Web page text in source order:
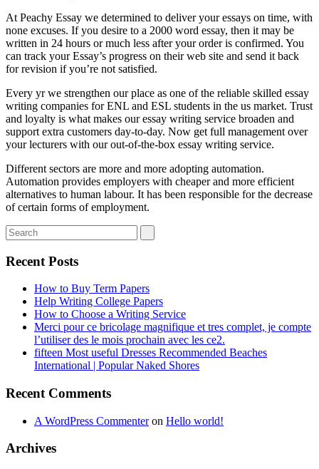
At Peachy Essay we determined to deliver your essays on time, with
none excuses. If you desire to a 2000 word essay, then it may be
written in 24 hours or much less after your order is confirmed. You
can track your Essay’s progress on their web site and send it back
for revision if you’re not satisfied.
Every yr we strengthen our place as one of the reliable skilled essay
writing companies for ENL and ESL students in the us market. Trust
and loyalty is what makes our essay writing service broaden and
support extra customers day-to-day. Now get full management over
your lecturers with our out-of-the-box essay writing service.
Different sectors are more and more adopting automation.
Automation provides employers with cheaper and more efficient
alternatives to human labour. It has been responsible for the decrease
of certain forms of employment.
Recent Posts
How to Buy Term Papers
Help Writing College Papers
How to Choose a Writing Service
Merci pour ce bricolage magnifique et tres complet, je compte
l’utiliser des le mois prochain avec les ce2.
fifteen Most useful Dresses Recommended Beaches
International | Popular Naked Shores
Recent Comments
A WordPress Commenteron Hello world!
Archives